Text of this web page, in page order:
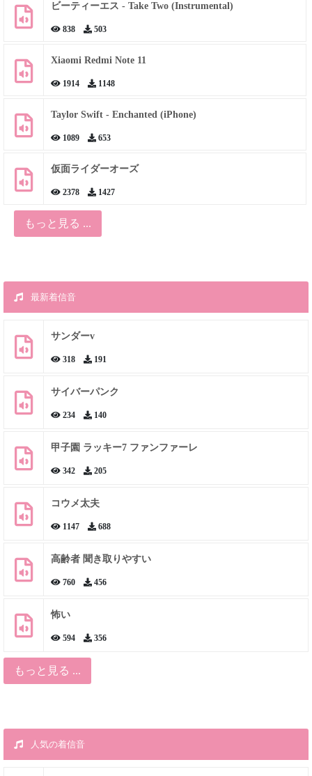
ビーティーエス - Take Two (Instrumental)
838 503
Xiaomi Redmi Note 11
1914 1148
Taylor Swift - Enchanted (iPhone)
1089 653
仮面ライダーオーズ
2378 1427
もっと見る ...
最新着信音
サンダーv
318 191
サイバーパンク
234 140
甲子園 ラッキー7 ファンファーレ
342 205
コウメ太夫
1147 688
高齢者 聞き取りやすい
760 456
怖い
594 356
もっと見る ...
人気の着信音